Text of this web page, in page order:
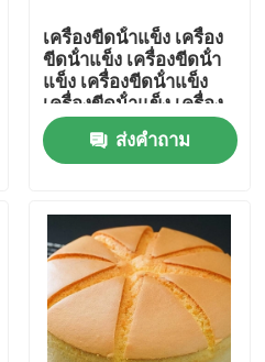
เครื่องขีดน้ําแข็ง เครื่อง
ขีดน้ําแข็ง เครื่องขีดน้ํา
แข็ง เครื่องขีดน้ําแข็ง
เครื่องขีดน้ําแข็ง เครื่อง
ขีดน้ําแข็ง
ส่งคำถาม